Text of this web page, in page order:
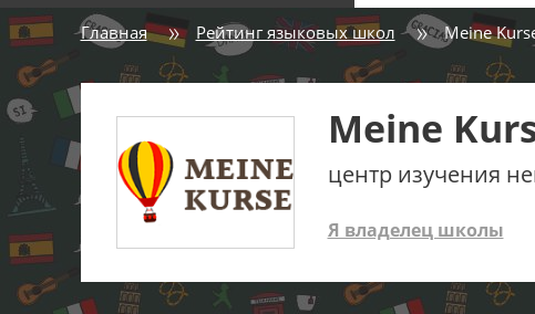
Главная Рейтинг языковых школ Meine
Meine
центр изучения
Я владелец школы